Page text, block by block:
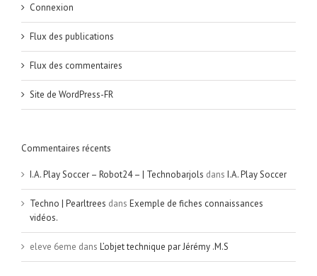
Connexion
Flux des publications
Flux des commentaires
Site de WordPress-FR
Commentaires récents
I.A. Play Soccer – Robot24 – | Technobarjols dans I.A. Play Soccer
Techno | Pearltrees dans Exemple de fiches connaissances
vidéos.
eleve 6eme dans L’objet technique par Jérémy .M.S